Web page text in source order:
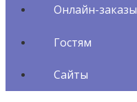
Онлайн-заказы
Гостям
Сайты